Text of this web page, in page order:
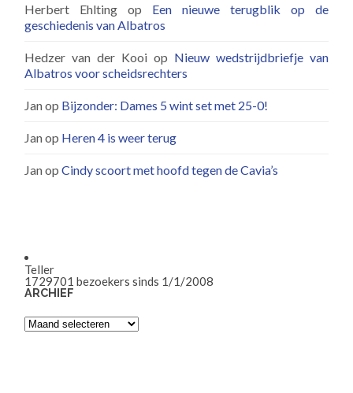
Herbert Ehlting op Een nieuwe terugblik op de
geschiedenis van Albatros
Hedzer van der Kooi op Nieuw wedstrijdbriefje van
Albatros voor scheidsrechters
Janop Bijzonder: Dames 5 wint set met 25-0!
Janop Heren 4 is weer terug
JanopCindy scoort met hoofd tegen de Cavia’s
Teller
1729701 bezoekers sinds 1/1/2008
ARCHIEF
Archief